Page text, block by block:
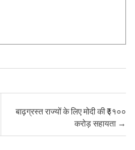
बाढ़ग्रस्त राज्यों के लिए मोदी की ₹३१००
करोड़ सहायता →